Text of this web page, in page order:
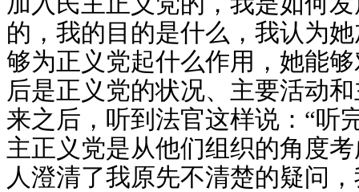
的，我的目的是什么，我认为
够为正义党起什么作用，她能
后是正义党的状况、主要活动
来之后，听到法官这样说：“听
主正义党是从他们组织的角度
人澄清了我原先不清楚的疑问